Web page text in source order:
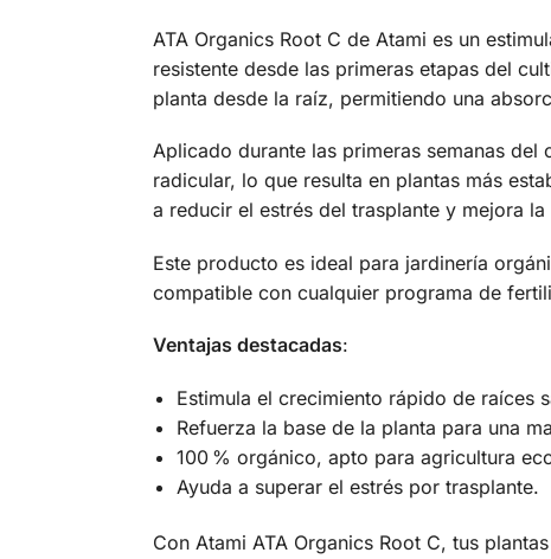
ATA Organics Root C de Atami es un
resistente desde las primeras etapas del
planta desde la raíz, permitiendo una
Aplicado durante las primeras semanas
radicular, lo que resulta en plantas más
a reducir el estrés del trasplante y mejora
Este producto es ideal para jardinería
compatible con cualquier programa de
Ventajas destacadas:
Estimula el crecimiento rápido de raíces
Refuerza la base de la planta para una
100 % orgánico, apto para agricultura
Ayuda a superar el estrés por trasplante.
Con Atami ATA Organics Root C, tus